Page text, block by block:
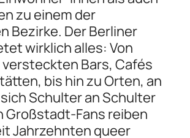
zu einem der
Bezirke. Der Berliner
wirklich alles: Von
Bars, Cafés
bis hin zu Orten, an
Schulter an Schulter
Großstadt-Fans reiben
Jahrzehnten queer